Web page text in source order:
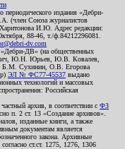
периодического издания «Дебри-
(член Союза журналистов
И.Ю. Адрес редакции:
88-46, т./ф.84212296081.
dv.com
«Дебри-ДВ» (на общественных
Ю.Н. Юрьев, Ю.В. Ковалев,
Сухинин, О.В. Егорова
ЭЛ № ФС77-45537 выдано
технологий и массовых
Российская
архив, в соответствии с ФЗ
п. 2 ст. 13 «Создание архивов».
изданные книги, а также
документам является
закона. Архивные
ст.ст. 1275, 1276, 1306